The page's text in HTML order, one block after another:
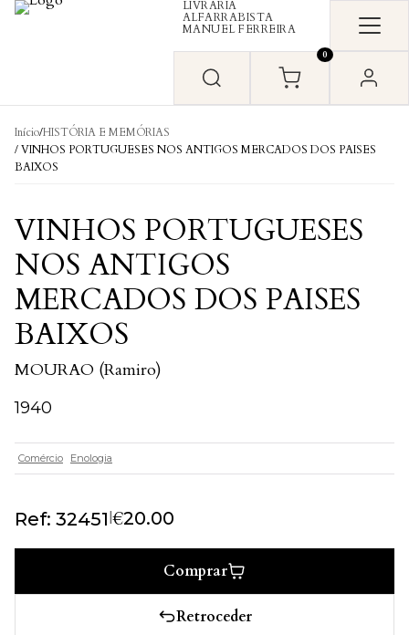
Skip to content
LIVRARIA
ALFARRABISTA
MANUEL FERREIRA
0
Início/HISTÓRIA E MEMÓRIAS
/ VINHOS PORTUGUESES NOS ANTIGOS MERCADOS DOS PAISES
BAIXOS
VINHOS PORTUGUESES
NOS ANTIGOS
MERCADOS DOS PAISES
BAIXOS
MOURAO (Ramiro)
1940
Comércio Enologia
Ref: 32451|€20.00
Comprar
Retroceder